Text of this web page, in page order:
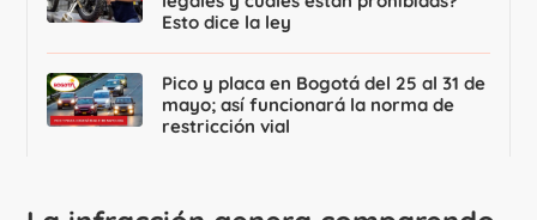
Esto dice la ley
Pico y placa en Bogotá del 25 al 31 de
mayo; así funcionará la norma de
restricción vial